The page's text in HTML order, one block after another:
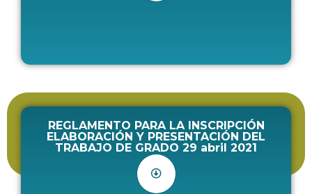
REGLAMENTO PARA LA INSCRIPCIÓN
ELABORACIÓN Y PRESENTACIÓN DEL
TRABAJO DE GRADO 29 abril 2021